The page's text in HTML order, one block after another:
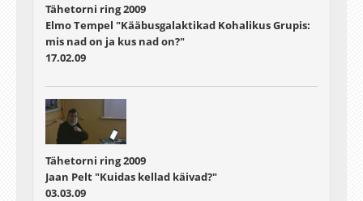
Tähetorni ring 2009
Elmo Tempel "Kääbusgalaktikad Kohalikus Grupis:
mis nad on ja kus nad on?"
17.02.09
Tähetorni ring 2009
Jaan Pelt "Kuidas kellad käivad?"
03.03.09